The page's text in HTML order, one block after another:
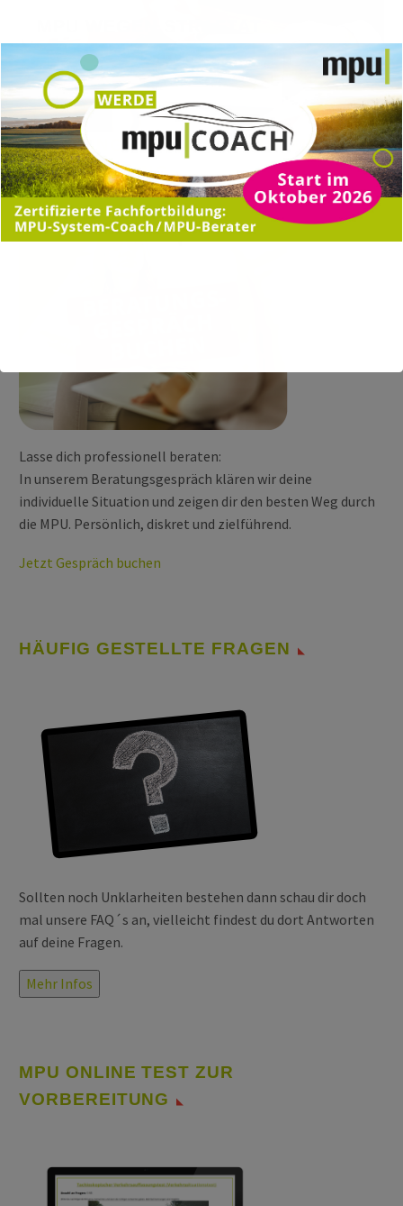
Fahrerflucht
Mehr erfahren
BERATUNGSGESPRÄCH ZUR MPU-
VORBEREITUNG
Lasse dich professionell beraten:
In unserem Beratungsgespräch klären wir deine
individuelle Situation und zeigen dir den besten Weg durch
die MPU. Persönlich, diskret und zielführend.
Jetzt Gespräch buchen
HÄUFIG GESTELLTE FRAGEN
Sollten noch Unklarheiten bestehen dann schau dir doch
mal unsere FAQ´s an, vielleicht findest du dort Antworten
auf deine Fragen.
Mehr Infos
MPU ONLINE TEST ZUR
VORBEREITUNG